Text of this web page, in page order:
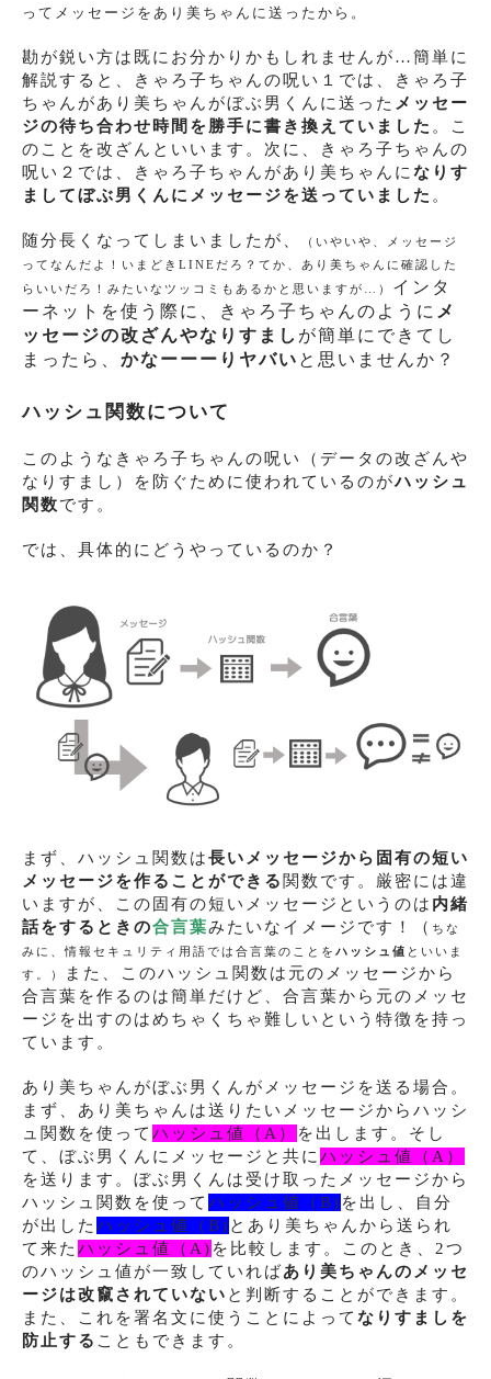
ってメッセージをあり美ちゃんに送ったから。
勘が鋭い方は既にお分かりかもしれませんが…簡単に
解説すると、きゃろ子ちゃんの呪い１では、きゃろ子
ちゃんがあり美ちゃんがぼぶ男くんに送った メッセー
ジの待ち合わせ時間を勝手に書き換えていました 。こ
のことを改ざんといいます。次に、きゃろ子ちゃんの
呪い２では、きゃろ子ちゃんがあり美ちゃんになりす
ましてぼぶ男くんにメッセージを送っていました 。
随分長くなってしまいましたが、
（いやいや、メッセージ
ってなんだよ！いまどきLINEだろ？てか、あり美ちゃんに確認した
らいいだろ！みたいなツッコミもあるかと思いますが…） インタ
ーネットを使う際に、きゃろ子ちゃんのように メ
ッセージの改ざんやなりすまし が簡単にできてし
まったら、 かなーーーりヤバい と思いませんか？
ハッシュ関数について
このようなきゃろ子ちゃんの呪い（データの改ざんや
なりすまし）を防ぐために使われているのがハッシュ
関数です。
では、具体的にどうやっているのか？
まず、ハッシュ関数は長いメッセージから固有の短い
メッセージを作ることができる 関数です。厳密には違
いますが、この固有の短いメッセージというのは 内緒
話をするときの合言葉みたいなイメージです！（ ちな
みに、情報セキュリティ用語では合言葉のことを ハッシュ値 といいま
す。）
また、このハッシュ関数は元のメッセージから
合言葉を作るのは簡単だけど、合言葉から元のメッセ
ージを出すのはめちゃくちゃ難しいという特徴を持っ
ています。
あり美ちゃんがぼぶ男くんがメッセージを送る場合。
まず、あり美ちゃんは送りたいメッセージからハッシ
ュ関数を使って ハッシュ値（A）
を出します。そし
て、ぼぶ男くんにメッセージと共に ハッシュ値（A）
を送ります。ぼぶ男くんは受け取ったメッセージから
ハッシュ関数を使って ハッシュ値（B) を出し、自分
が出した ハッシュ値（B) とあり美ちゃんから送られ
て来た ハッシュ値（A) を比較します。このとき、2つ
のハッシュ値が一致していればあり美ちゃんのメッセ
ージは改竄されていない と判断することができます。
また、これを署名文に使うことによって なりすましを
防止する こともできます。